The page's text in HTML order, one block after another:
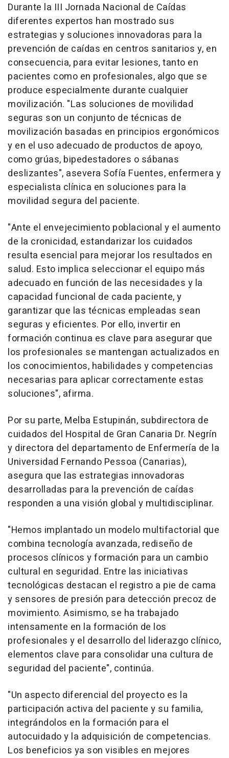
Durante la III Jornada Nacional de Caídas
diferentes expertos han mostrado sus
estrategias y soluciones innovadoras para la
prevención de caídas en centros sanitarios y, en
consecuencia, para evitar lesiones, tanto en
pacientes como en profesionales, algo que se
produce especialmente durante cualquier
movilización. "Las soluciones de movilidad
seguras son un conjunto de técnicas de
movilización basadas en principios ergonómicos
y en el uso adecuado de productos de apoyo,
como grúas, bipedestadores o sábanas
deslizantes", asevera Sofía Fuentes, enfermera y
especialista clínica en soluciones para la
movilidad segura del paciente.
"Ante el envejecimiento poblacional y el aumento
de la cronicidad, estandarizar los cuidados
resulta esencial para mejorar los resultados en
salud. Esto implica seleccionar el equipo más
adecuado en función de las necesidades y la
capacidad funcional de cada paciente, y
garantizar que las técnicas empleadas sean
seguras y eficientes. Por ello, invertir en
formación continua es clave para asegurar que
los profesionales se mantengan actualizados en
los conocimientos, habilidades y competencias
necesarias para aplicar correctamente estas
soluciones", afirma.
Por su parte, Melba Estupinán, subdirectora de
cuidados del Hospital de Gran Canaria Dr. Negrín
y directora del departamento de Enfermería de la
Universidad Fernando Pessoa (Canarias),
asegura que las estrategias innovadoras
desarrolladas para la prevención de caídas
responden a una visión global y multidisciplinar.
"Hemos implantado un modelo multifactorial que
combina tecnología avanzada, rediseño de
procesos clínicos y formación para un cambio
cultural en seguridad. Entre las iniciativas
tecnológicas destacan el registro a pie de cama
y sensores de presión para detección precoz de
movimiento. Asimismo, se ha trabajado
intensamente en la formación de los
profesionales y el desarrollo del liderazgo clínico,
elementos clave para consolidar una cultura de
seguridad del paciente", continúa.
"Un aspecto diferencial del proyecto es la
participación activa del paciente y su familia,
integrándolos en la formación para el
autocuidado y la adquisición de competencias.
Los beneficios ya son visibles en mejores